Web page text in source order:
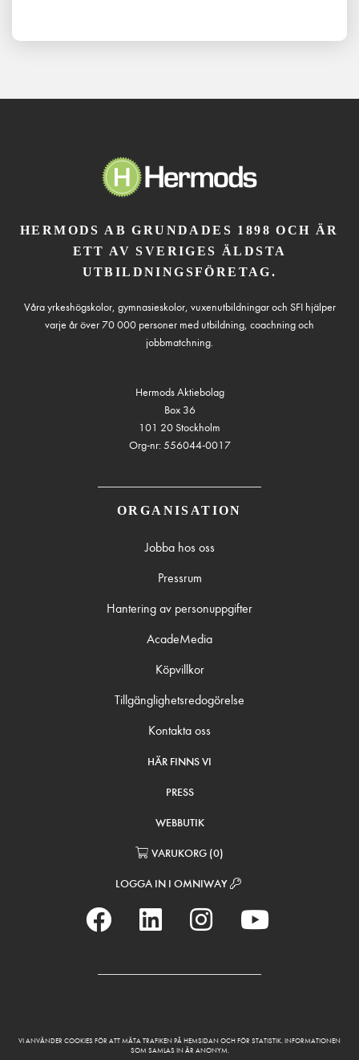
HERMODS AB GRUNDADES 1898 OCH ÄR
ETT AV SVERIGES ÄLDSTA
UTBILDNINGSFÖRETAG.
Våra yrkeshögskolor, gymnasieskolor, vuxenutbildningar och SFI hjälper
varje år över 70 000 personer med utbildning, coachning och
jobbmatchning.
Hermods Aktiebolag
Box 36
101 20 Stockholm
Org-nr: 556044-0017
ORGANISATION
Jobba hos oss
Pressrum
Hantering av personuppgifter
AcadeMedia
Köpvillkor
Tillgänglighetsredogörelse
Kontakta oss
HÄR FINNS VI
PRESS
WEBBUTIK
VARUKORG (0)
LOGGA IN I OMNIWAY
VI ANVÄNDER COOKIES FÖR ATT MÄTA TRAFIKEN PÅ HEMSIDAN OCH FÖR STATISTIK. INFORMATIONEN
SOM SAMLAS IN ÄR ANONYM.